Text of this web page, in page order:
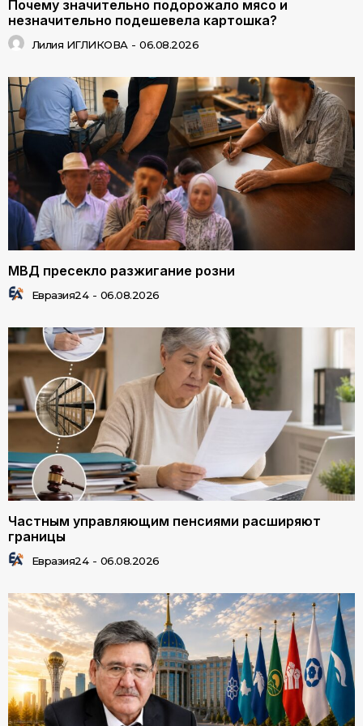
Почему значительно подорожало мясо и
незначительно подешевела картошка?
Лилия ИГЛИКОВА - 06.08.2026
МВД пресекло разжигание розни
Евразия24 - 06.08.2026
Частным управляющим пенсиями расширяют
границы
Евразия24 - 06.08.2026